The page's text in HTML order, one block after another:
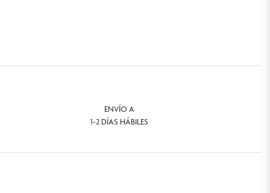
ENVÍO A
1-2 DÍAS HÁBILES